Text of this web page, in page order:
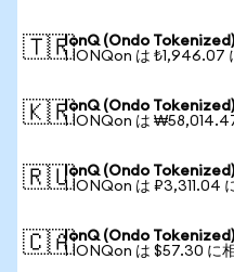
🇹🇷IonQ (Ondo Tokenized)
1 IONQon は ₺1,946.07
🇰🇷IonQ (Ondo Tokenized)
1 IONQon は
🇷🇺IonQ (Ondo
1 IONQon は ₽3,311.04
🇨🇦IonQ (Ondo Tokenized)
1 IONQon は $57.30 に